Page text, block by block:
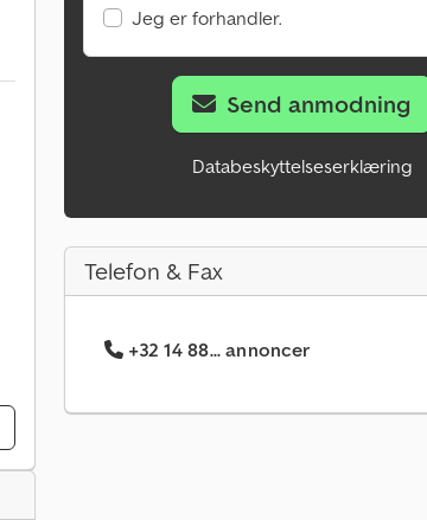
Jeg er forhandler.
Send anmodning
Databeskyttelseserklæring
Telefon & Fax
+32 14 88... annoncer